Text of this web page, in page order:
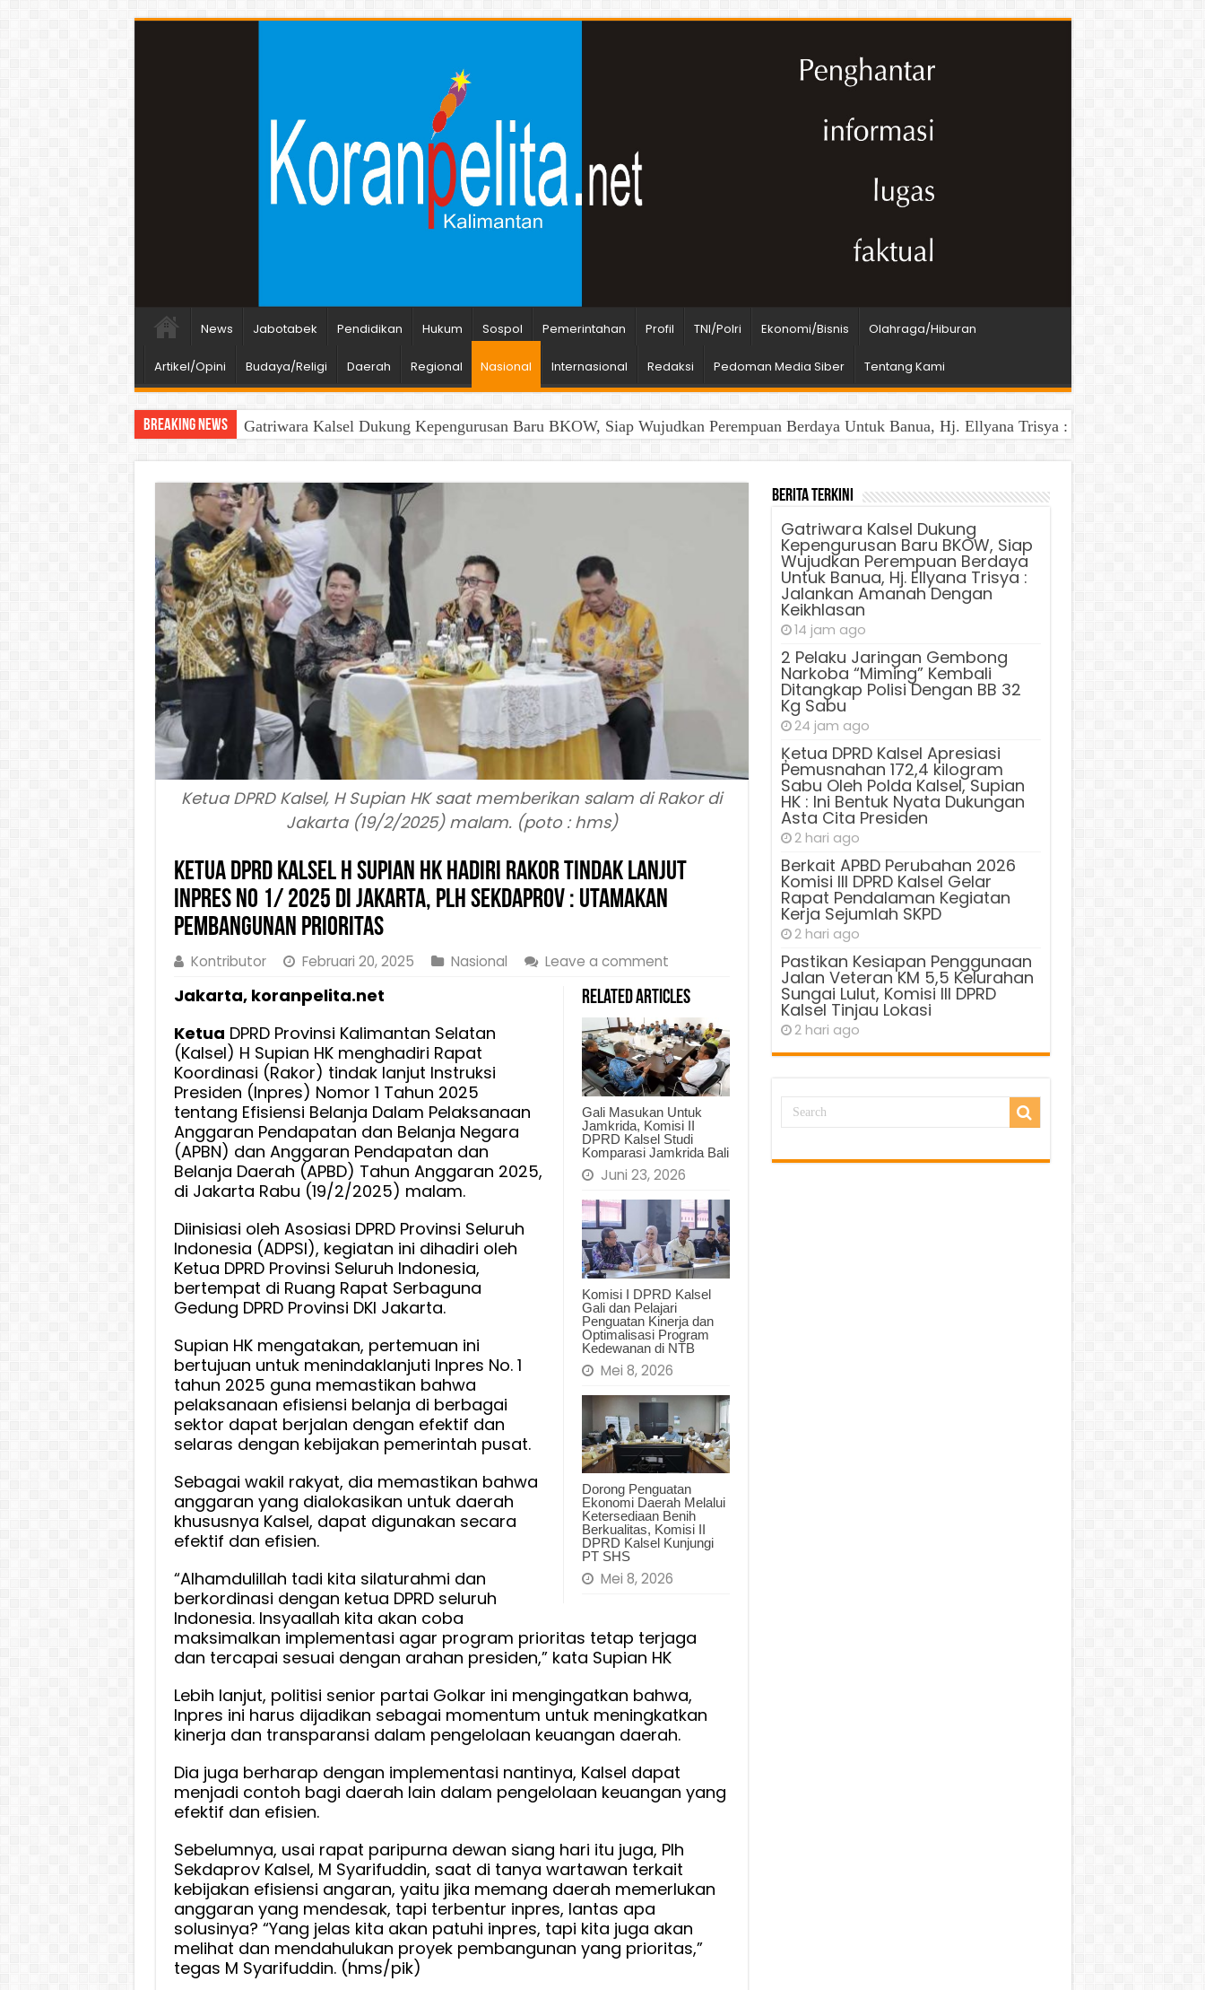
News Jabotabek Pendidikan Hukum Sospol Pemerintahan Profil TNI/Polri Ekonomi/Bisnis Olahraga/Hiburan
Artikel/Opini Budaya/Religi Daerah Regional Nasional Internasional Redaksi Pedoman Media Siber Tentang Kami
Breaking News Gatriwara Kalsel Dukung Kepengurusan Baru BKOW, Siap Wujudkan Perempuan Berdaya Untuk Banua, Hj. Ellyana Trisya : Jalankan Amanah
Ketua DPRD Kalsel, H Supian HK saat memberikan salam di Rakor di
Jakarta (19/2/2025) malam. (poto : hms)
Ketua DPRD Kalsel H Supian HK Hadiri Rakor Tindak Lanjut
Inpres No 1/ 2025 di Jakarta, Plh Sekdaprov : Utamakan
Pembangunan Prioritas
Kontributor Februari 20, 2025 Nasional Leave a comment
Related Articles
Gali Masukan Untuk
Jamkrida, Komisi II
DPRD Kalsel Studi
Komparasi Jamkrida Bali
Juni 23, 2026
Komisi I DPRD Kalsel
Gali dan Pelajari
Penguatan Kinerja dan
Optimalisasi Program
Kedewanan di NTB
Mei 8, 2026
Dorong Penguatan
Ekonomi Daerah Melalui
Ketersediaan Benih
Berkualitas, Komisi II
DPRD Kalsel Kunjungi
PT SHS
Mei 8, 2026
Jakarta, koranpelita.net
Ketua DPRD Provinsi Kalimantan Selatan
(Kalsel) H Supian HK menghadiri Rapat
Koordinasi (Rakor) tindak lanjut Instruksi
Presiden (Inpres) Nomor 1 Tahun 2025
tentang Efisiensi Belanja Dalam Pelaksanaan
Anggaran Pendapatan dan Belanja Negara
(APBN) dan Anggaran Pendapatan dan
Belanja Daerah (APBD) Tahun Anggaran 2025,
di Jakarta Rabu (19/2/2025) malam.
Diinisiasi oleh Asosiasi DPRD Provinsi Seluruh
Indonesia (ADPSI), kegiatan ini dihadiri oleh
Ketua DPRD Provinsi Seluruh Indonesia,
bertempat di Ruang Rapat Serbaguna
Gedung DPRD Provinsi DKI Jakarta.
Supian HK mengatakan, pertemuan ini
bertujuan untuk menindaklanjuti Inpres No. 1
tahun 2025 guna memastikan bahwa
pelaksanaan efisiensi belanja di berbagai
sektor dapat berjalan dengan efektif dan
selaras dengan kebijakan pemerintah pusat.
Sebagai wakil rakyat, dia memastikan bahwa
anggaran yang dialokasikan untuk daerah
khususnya Kalsel, dapat digunakan secara
efektif dan efisien.
“Alhamdulillah tadi kita silaturahmi dan
berkordinasi dengan ketua DPRD seluruh
Indonesia. Insyaallah kita akan coba
maksimalkan implementasi agar program prioritas tetap terjaga
dan tercapai sesuai dengan arahan presiden,” kata Supian HK
Lebih lanjut, politisi senior partai Golkar ini mengingatkan bahwa,
Inpres ini harus dijadikan sebagai momentum untuk meningkatkan
kinerja dan transparansi dalam pengelolaan keuangan daerah.
Dia juga berharap dengan implementasi nantinya, Kalsel dapat
menjadi contoh bagi daerah lain dalam pengelolaan keuangan yang
efektif dan efisien.
Sebelumnya, usai rapat paripurna dewan siang hari itu juga, Plh
Sekdaprov Kalsel, M Syarifuddin, saat di tanya wartawan terkait
kebijakan efisiensi angaran, yaitu jika memang daerah memerlukan
anggaran yang mendesak, tapi terbentur inpres, lantas apa
solusinya? “Yang jelas kita akan patuhi inpres, tapi kita juga akan
melihat dan mendahulukan proyek pembangunan yang prioritas,”
tegas M Syarifuddin. (hms/pik)
Berita Terkini
Gatriwara Kalsel Dukung
Kepengurusan Baru BKOW, Siap
Wujudkan Perempuan Berdaya
Untuk Banua, Hj. Ellyana Trisya :
Jalankan Amanah Dengan
Keikhlasan
14 jam ago
2 Pelaku Jaringan Gembong
Narkoba “Miming” Kembali
Ditangkap Polisi Dengan BB 32
Kg Sabu
24 jam ago
Ķetua DPRD Kalsel Apresiasi
Pemusnahan 172,4 kilogram
Sabu Oleh Polda Kalsel, Supian
HK : Ini Bentuk Nyata Dukungan
Asta Cita Presiden
2 hari ago
Berkait APBD Perubahan 2026
Komisi III DPRD Kalsel Gelar
Rapat Pendalaman Kegiatan
Kerja Sejumlah SKPD
2 hari ago
Pastikan Kesiapan Penggunaan
Jalan Veteran KM 5,5 Kelurahan
Sungai Lulut, Komisi III DPRD
Kalsel Tinjau Lokasi
2 hari ago